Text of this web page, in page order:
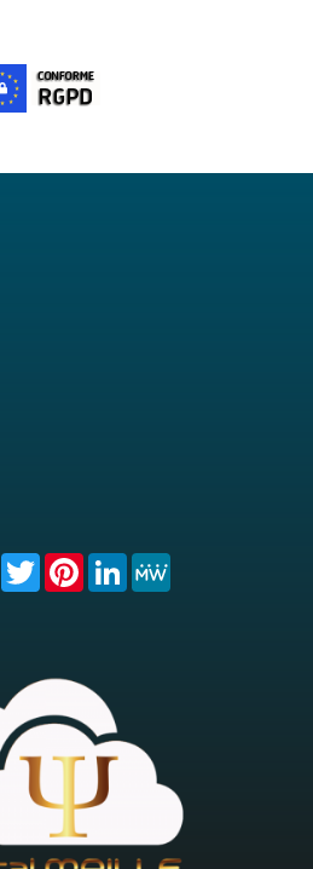
FacebookTwitterPinterest
LinkedIn